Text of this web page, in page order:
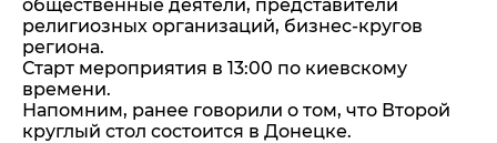
общественные деятели, представители
религиозных организаций, бизнес-кругов
региона.
Старт мероприятия в 13:00 по киевскому
времени.
Напомним, ранее говорили о том, что Второй
круглый стол состоится в Донецке.